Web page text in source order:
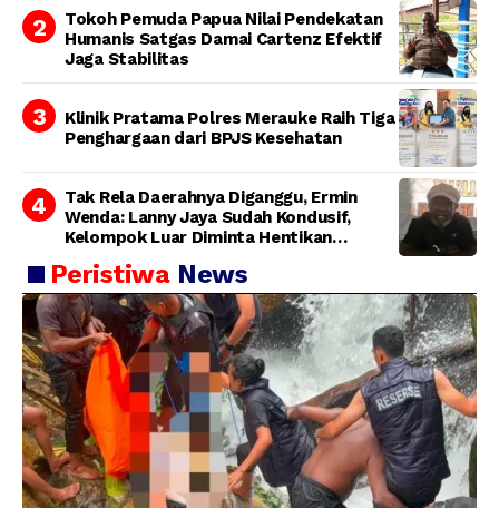
Tokoh Pemuda Papua Nilai Pendekatan
Humanis Satgas Damai Cartenz Efektif
Jaga Stabilitas
Klinik Pratama Polres Merauke Raih Tiga
Penghargaan dari BPJS Kesehatan
Tak Rela Daerahnya Diganggu, Ermin
Wenda: Lanny Jaya Sudah Kondusif,
Kelompok Luar Diminta Hentikan
Peristiwa News